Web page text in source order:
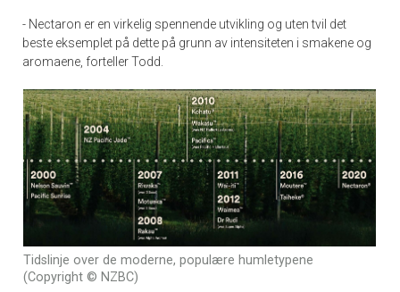
- Nectaron er en virkelig spennende utvikling og uten tvil det
beste eksemplet på dette på grunn av intensiteten i smakene og
aromaene, forteller Todd.
Tidslinje over de moderne, populære humletypene
(Copyright © NZBC)